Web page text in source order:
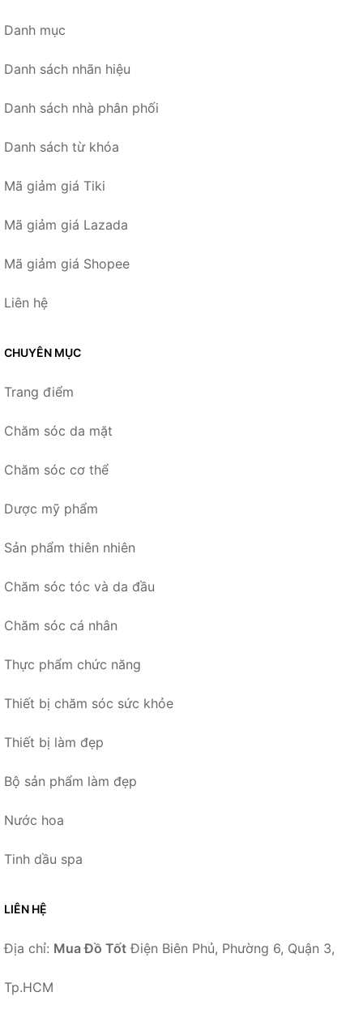
Danh mục
Danh sách nhãn hiệu
Danh sách nhà phân phối
Danh sách từ khóa
Mã giảm giá Tiki
Mã giảm giá Lazada
Mã giảm giá Shopee
Liên hệ
CHUYÊN MỤC
Trang điểm
Chăm sóc da mặt
Chăm sóc cơ thể
Dược mỹ phẩm
Sản phẩm thiên nhiên
Chăm sóc tóc và da đầu
Chăm sóc cá nhân
Thực phẩm chức năng
Thiết bị chăm sóc sức khỏe
Thiết bị làm đẹp
Bộ sản phẩm làm đẹp
Nước hoa
Tinh dầu spa
LIÊN HỆ
Địa chỉ: Mua Đồ Tốt Điện Biên Phủ, Phường 6, Quận 3,
Tp.HCM